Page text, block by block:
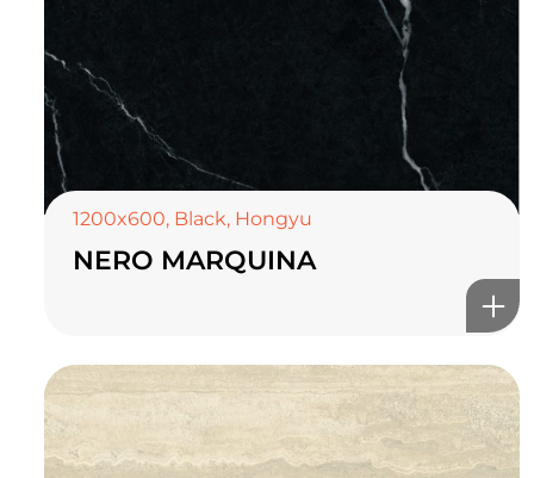
1200x600, Black, Hongyu
NERO MARQUINA